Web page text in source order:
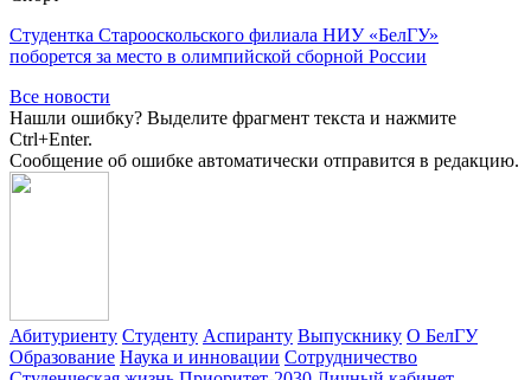
Студентка Старооскольского филиала НИУ «БелГУ»
поборется за место в олимпийской сборной России
Все новости
Нашли ошибку? Выделите фрагмент текста и нажмите
Ctrl+Enter.
Сообщение об ошибке автоматически отправится в редакцию.
Абитуриенту Студенту Аспиранту Выпускнику О БелГУ
Образование Наука и инновации Сотрудничество